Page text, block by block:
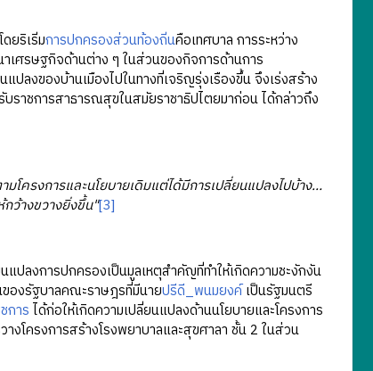
ยริเริ่มการปกครองส่วนท้องถิ่นคือเทศบาล การระหว่าง
ศรษฐกิจด้านต่าง ๆ ในส่วนของกิจการด้านการ
ปลงของบ้านเมืองไปในทางที่เจริญรุ่งเรืองขึ้น จึงเร่งสร้าง
ราชการสาธารณสุขในสมัยราชาธิปไตยมาก่อน ได้กล่าวถึง
โครงการและนโยบายเดิมแต่ได้มีการเปลี่ยนแปลงไปบ้าง…
กว้างขวางยิ่งขึ้น"[3]
ลงการปกครองเป็นมูลเหตุสำคัญที่ทำให้เกิดความชะงักงัน
องรัฐบาลคณะราษฎรที่มีนายปรีดี_พนมยงค์เป็นรัฐมนตรี
การ ได้ก่อให้เกิดความเปลี่ยนแปลงด้านนโยบายและโครงการ
โครงการสร้างโรงพยาบาลและสุขศาลา ชั้น 2 ในส่วน